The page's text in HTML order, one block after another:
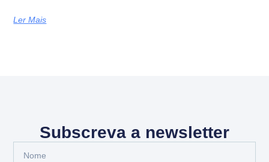
Ler Mais
Subscreva a newsletter